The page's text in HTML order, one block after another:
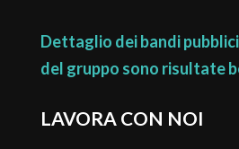
Dettaglio dei bandi
del gruppo sono risultate
LAVORA CON NOI